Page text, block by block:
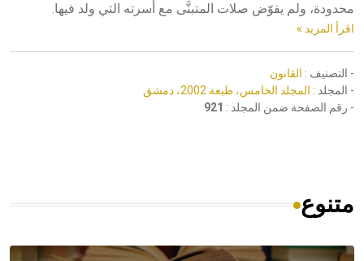
محدودة، ولم يقوّض صلات المتبنَّى مع أسرته التي ولد فيها.
اقرأ المزيد »
- التصنيف : القانون
- المجلد : المجلد الخامس، طبعة 2002، دمشق
- رقم الصفحة ضمن المجلد : 921
متنوع